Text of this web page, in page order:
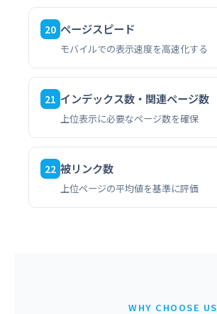
20 ページスピード
モバイルでの表示速度を高速化する
21 インデックス数・関連ページ数
上位表示に必要なページ数を確保
22 被リンク数
上位ページの平均値を基準に評価
WHY CHOOSE US